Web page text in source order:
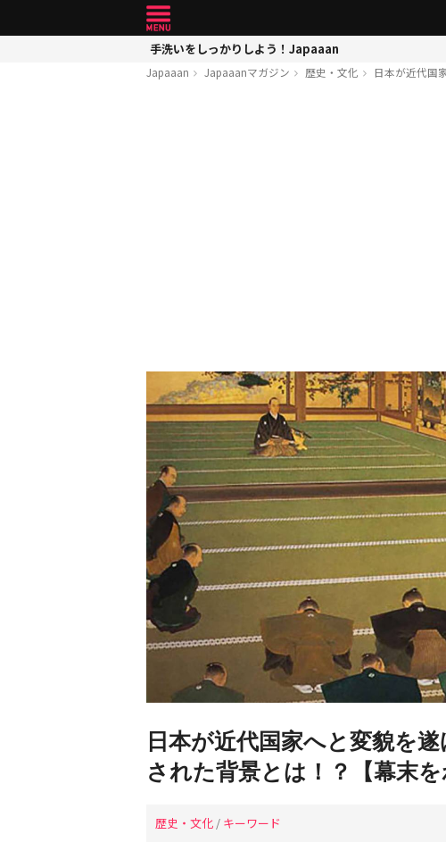
手洗いをしっかりしよう！Japaaan
Japaaan Japaaanマガジン 歴史・文化 日本が近代国
日本が近代国家へと変貌を
された背景とは！？【幕末を
歴史・文化 / キーワード